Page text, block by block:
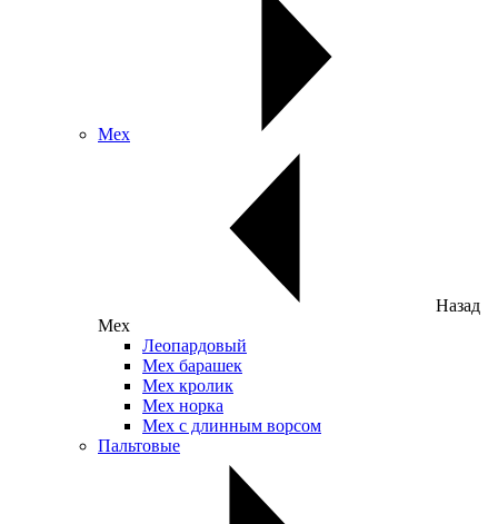
Мех
Назад
Мех
Леопардовый
Мех барашек
Мех кролик
Мех норка
Мех с длинным ворсом
Пальтовые